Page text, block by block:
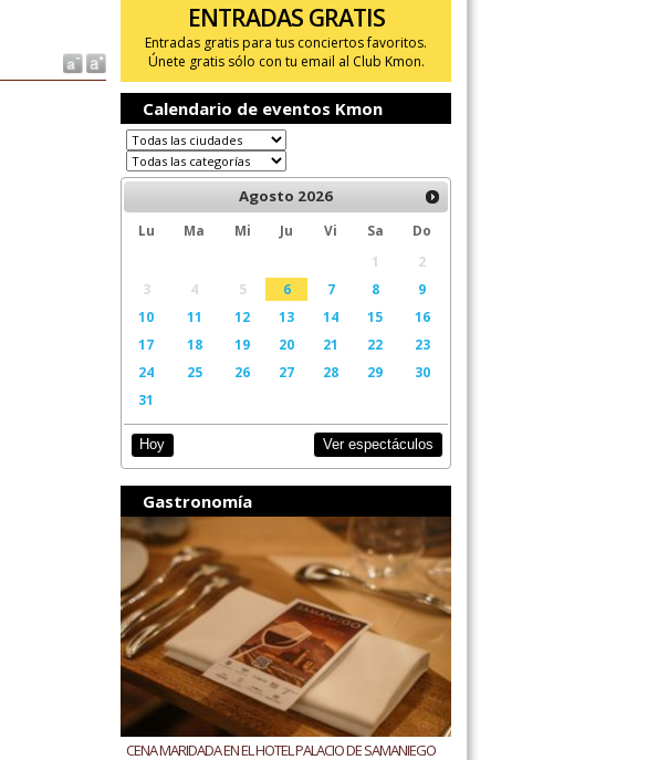
ENTRADAS GRATIS
Entradas gratis para tus conciertos favoritos.
Únete gratis sólo con tu email al Club Kmon.
Calendario de eventos Kmon
Agosto 2026
Lu Ma Mi Ju Vi Sa
Do
1
2
3
4 5 6 7 8
9
10
11 12 13 14 15
16
17
18 19 20 21 22
23
24
25 26 27 28 29
30
31
Hoy Ver espectáculos
Gastronomía
CENA MARIDADA EN EL HOTEL PALACIO DE SAMANIEGO